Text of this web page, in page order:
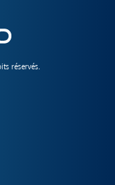
réservés.